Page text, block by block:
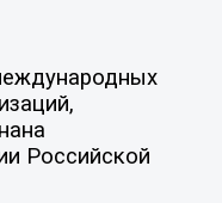
Российской